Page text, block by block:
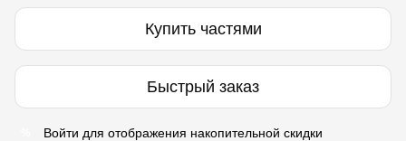
Купить частями
Быстрый заказ
Войти для отображения накопительной скидки